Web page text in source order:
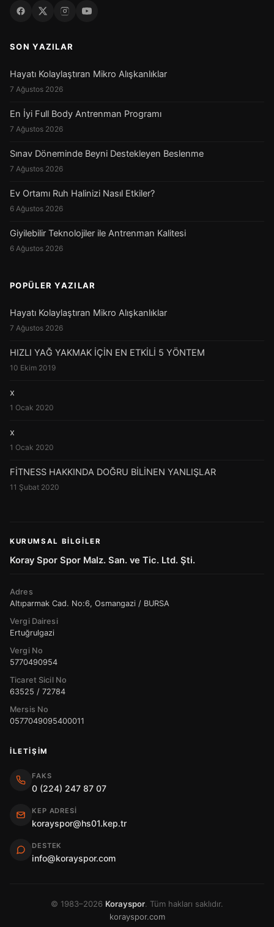
SON YAZILAR
Hayatı Kolaylaştıran Mikro Alışkanlıklar
7 Ağustos 2026
En İyi Full Body Antrenman Programı
7 Ağustos 2026
Sınav Döneminde Beyni Destekleyen Beslenme
7 Ağustos 2026
Ev Ortamı Ruh Halinizi Nasıl Etkiler?
6 Ağustos 2026
Giyilebilir Teknolojiler ile Antrenman Kalitesi
6 Ağustos 2026
POPÜLER YAZILAR
Hayatı Kolaylaştıran Mikro Alışkanlıklar
7 Ağustos 2026
HIZLI YAĞ YAKMAK İÇİN EN ETKİLİ 5 YÖNTEM
10 Ekim 2019
x
1 Ocak 2020
x
1 Ocak 2020
FİTNESS HAKKINDA DOĞRU BİLİNEN YANLIŞLAR
11 Şubat 2020
KURUMSAL BILGILER
Koray Spor Spor Malz. San. ve Tic. Ltd. Şti.
Adres
Altıparmak Cad. No:6, Osmangazi / BURSA
Vergi Dairesi
Ertuğrulgazi
Vergi No
5770490954
Ticaret Sicil No
63525 / 72784
Mersis No
0577049095400011
İLETIŞIM
FAKS
0 (224) 247 87 07
KEP ADRESI
korayspor@hs01.kep.tr
DESTEK
info@korayspor.com
© 1983–2026 Korayspor. Tüm hakları saklıdır.
korayspor.com